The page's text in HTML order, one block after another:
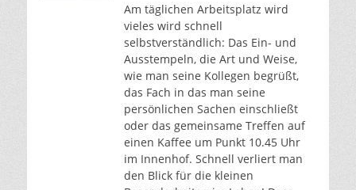
Am täglichen Arbeitsplatz wird
vieles wird schnell
selbstverständlich: Das Ein- und
Ausstempeln, die Art und Weise,
wie man seine Kollegen begrüßt,
das Fach in das man seine
persönlichen Sachen einschließt
oder das gemeinsame Treffen auf
einen Kaffee um Punkt 10.45 Uhr
im Innenhof. Schnell verliert man
den Blick für die kleinen